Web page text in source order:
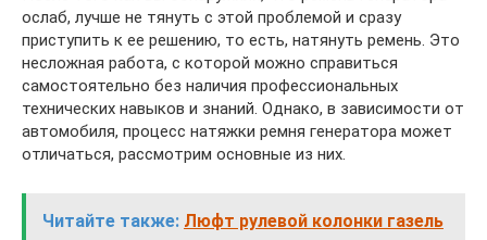
ослаб, лучше не тянуть с этой проблемой и сразу
приступить к ее решению, то есть, натянуть ремень. Это
несложная работа, с которой можно справиться
самостоятельно без наличия профессиональных
технических навыков и знаний. Однако, в зависимости от
автомобиля, процесс натяжки ремня генератора может
отличаться, рассмотрим основные из них.
Читайте также: Люфт рулевой колонки газель